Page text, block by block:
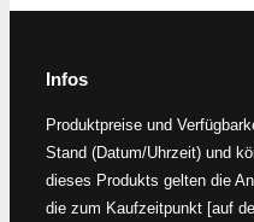
Infos
Produktpreise und
Stand (Datum/Uhrzeit) und
dieses Produkts gelten die
die zum Kaufzeitpunkt [auf